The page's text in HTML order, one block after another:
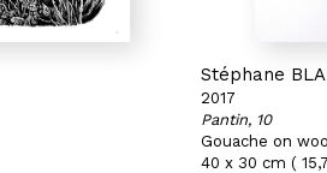
Stéphane
2017
Pantin, 10
Gouache on
40 x 30 cm (